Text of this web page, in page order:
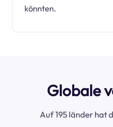
könnten.
Globale
Auf 195 länder hat